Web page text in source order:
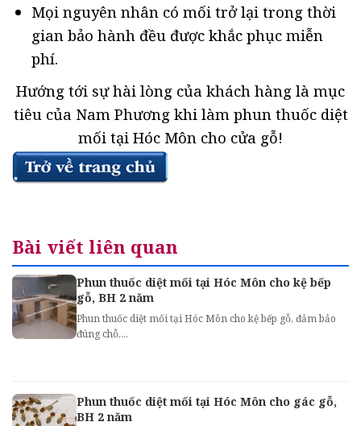
Mọi nguyên nhân có mối trở lại trong thời
gian bảo hành đều được khắc phục miễn
phí.
Hướng tới sự hài lòng của khách hàng là mục
tiêu của Nam Phương khi làm phun thuốc diệt
mối tại Hóc Môn cho cửa gỗ!
Bài viết liên quan
Phun thuốc diệt mối tại Hóc Môn cho kệ bếp
gỗ, BH 2 năm
Phun thuốc diệt mối tại Hóc Môn cho kệ bếp gỗ, đảm bảo
đúng chỗ,...
Phun thuốc diệt mối tại Hóc Môn cho gác gỗ,
BH 2 năm